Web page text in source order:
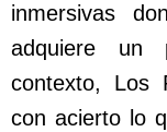
inmersivas
adquiere un
contexto, Los
con acierto lo